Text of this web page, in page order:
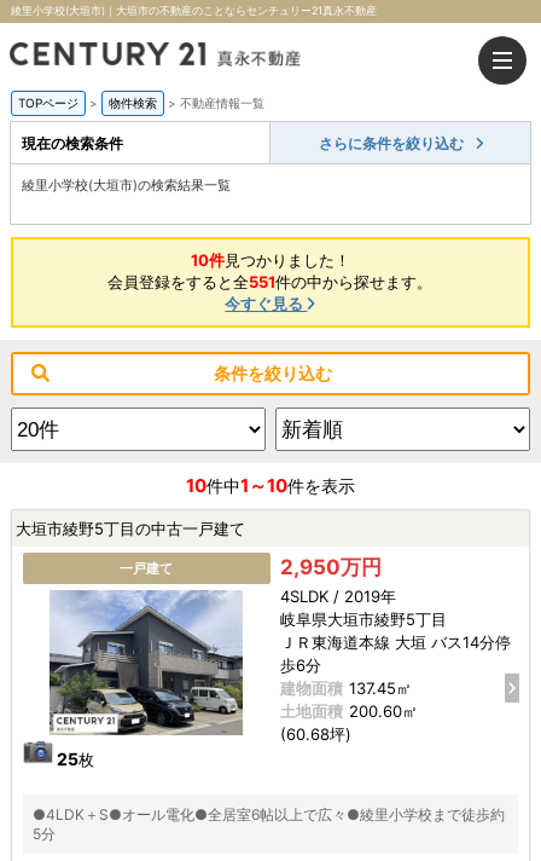
綾里小学校(大垣市)｜大垣市の不動産のことならセンチュリー21真永不動産
TOPページ > 物件検索 > 不動産情報一覧
現在の検索条件 さらに条件を絞り込む
綾里小学校(大垣市)の検索結果一覧
10件見つかりました！
会員登録をすると全551件の中から探せます。
今すぐ見る
条件を絞り込む
10件中1～10件を表示
大垣市綾野5丁目の中古一戸建て
一戸建て
25枚
2,950万円
4SLDK / 2019年
岐阜県大垣市綾野5丁目
ＪＲ東海道本線 大垣 バス14分停
歩6分
建物面積 137.45㎡
土地面積 200.60㎡
(60.68坪)
●4LDK＋S●オール電化●全居室6帖以上で広々●綾里小学校まで徒歩約
5分